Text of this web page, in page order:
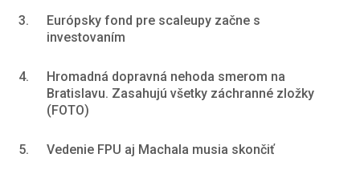
3.
Európsky fond pre scaleupy začne s
investovaním
4.
Hromadná dopravná nehoda smerom na
Bratislavu. Zasahujú všetky záchranné zložky
(FOTO)
5. Vedenie FPU aj Machala musia skončiť